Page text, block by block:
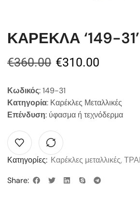
ΚΑΡΕΚΛΑ ‘149-31’
€360.00 €310.00
Κωδικός: 149-31
Κατηγορία: Καρέκλες Μεταλλικές
Επένδυση: ύφασμα ή τεχνόδερμα
Κατηγορίες: Καρέκλες μεταλλικές,
Share: